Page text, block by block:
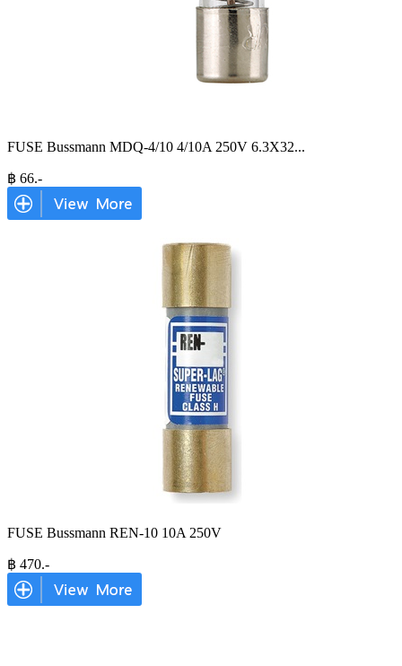
FUSE Bussmann MDQ-4/10 4/10A 250V 6.3X32...
฿ 66.-
FUSE Bussmann REN-10 10A 250V
฿ 470.-